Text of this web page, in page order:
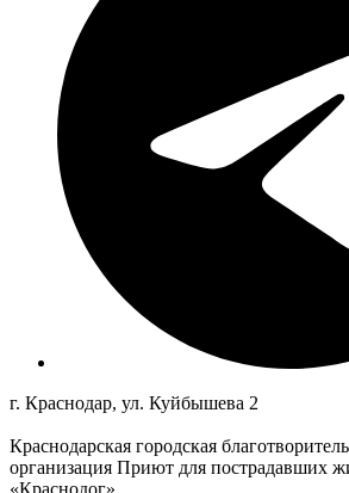
г. Краснодар, ул. Куйбышева 2
Краснодарская городская
организация Приют для пострадавших